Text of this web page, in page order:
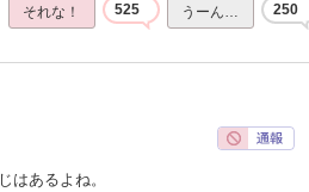
それな！ 525 うーん… 250
はあるよね。